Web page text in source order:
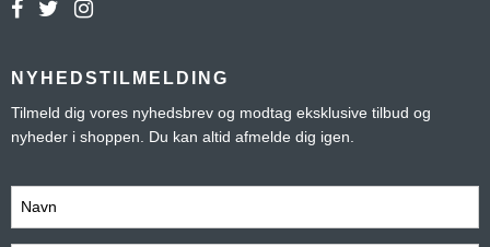
NYHEDSTILMELDING
Tilmeld dig vores nyhedsbrev og modtag eksklusive tilbud og
nyheder i shoppen. Du kan altid afmelde dig igen.